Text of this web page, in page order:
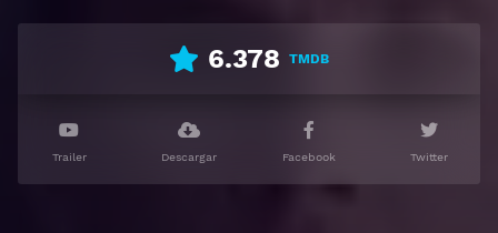
Ver Smile Gratis HD 1080p 720p | Idioma español
6.378 TMDB
Trailer Descargar Facebook Twitter